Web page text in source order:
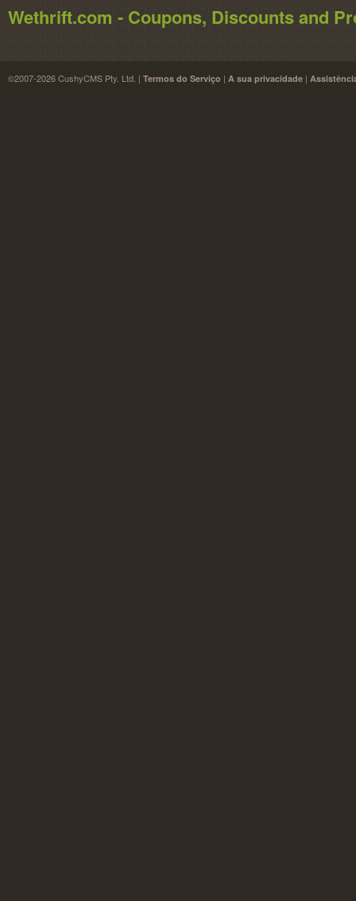
Wethrift.com - Coupons, Discounts and
©2007-2026 CushyCMS Pty. Ltd. | Termos do Serviço | A sua privacidade |